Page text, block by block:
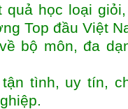
quả học loại
Top đầu Việt
bộ môn, đa
tình, uy tín,